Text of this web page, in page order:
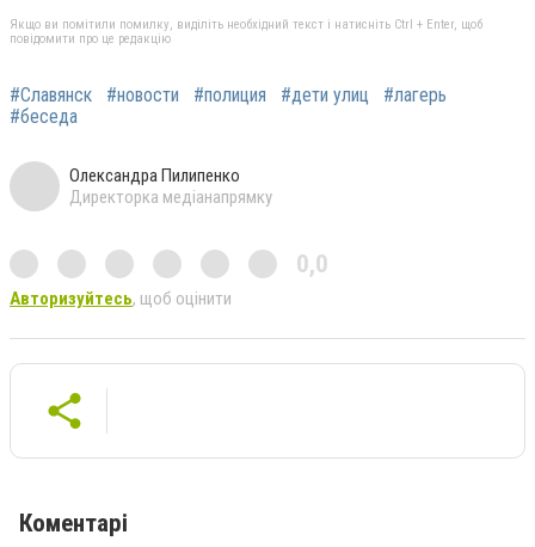
Якщо ви помітили помилку, виділіть необхідний текст і натисніть Ctrl + Enter, щоб
повідомити про це редакцію
#Славянск #новости #полиция #дети улиц
#лагерь
#беседа
Олександра Пилипенко
Директорка медіанапрямку
0,0
Авторизуйтесь, щоб оцінити
Коментарі